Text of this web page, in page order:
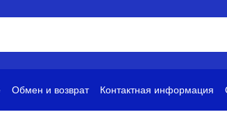
Обмен и возврат Контактная информация